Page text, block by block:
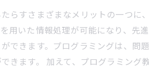
らすさまざまなメリットの一つに
用いた情報処理が可能になり、
できます。プログラミングは、
きます。 加えて、プログラミン